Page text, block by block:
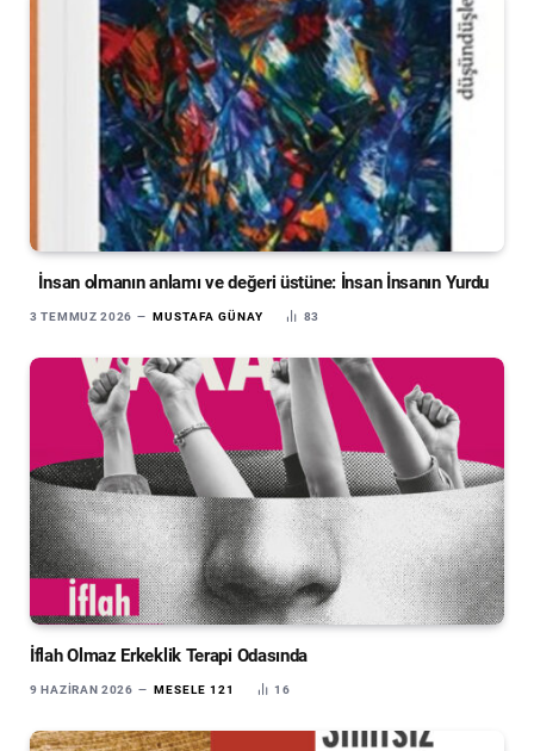
İnsan olmanın anlamı ve değeri üstüne: İnsan İnsanın Yurdu
3 TEMMUZ 2026 MUSTAFA GÜNAY 83
İflah Olmaz Erkeklik Terapi Odasında
9 HAZIRAN 2026 MESELE 121 16